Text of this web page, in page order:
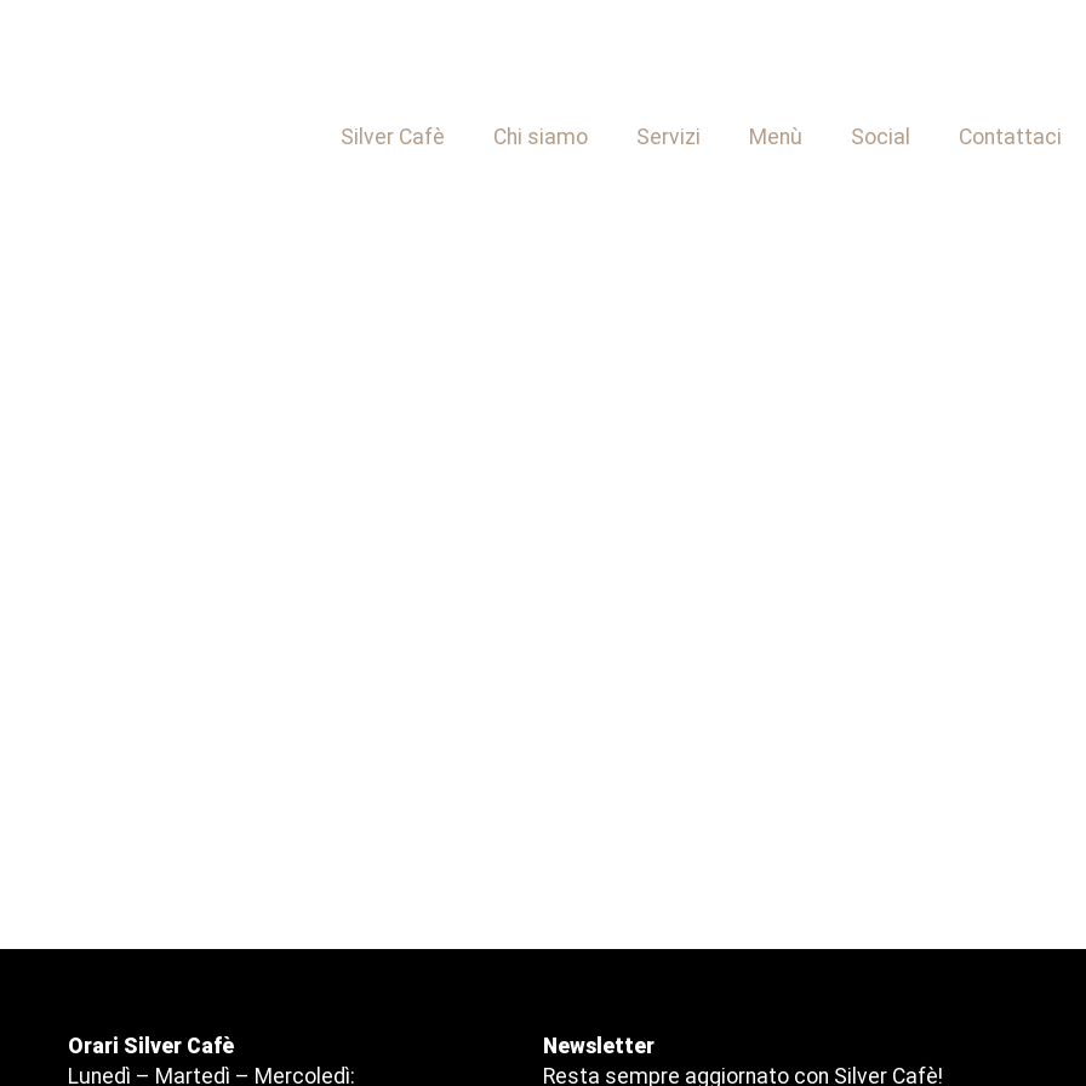
Silver Cafè Chi siamo Servizi Menù Social Contattaci
Orari Silver Cafè
Lunedì – Martedì – Mercoledì:
Newsletter
Resta sempre aggiornato con Silver Cafè!